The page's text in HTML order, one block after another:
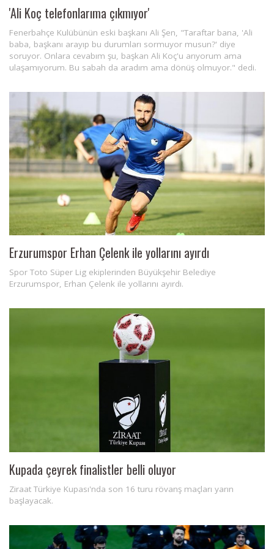
'Ali Koç telefonlarıma çıkmıyor'
Fenerbahçe Kulübünün eski başkanı Ali Şen, "Taraftar bana, 'Ali
baba, başkanı arayıp bu durumları sormuyor musun?' diye
soruyor. Onlara cevabım şu, başkan Ali Koç'u arıyorum ama
ulaşamıyorum. Bu sabah da aradım ama dönüş olmuyor." dedi.
Erzurumspor Erhan Çelenk ile yollarını ayırdı
Spor Toto Süper Lig ekiplerinden Büyükşehir Belediye
Erzurumspor, Erhan Çelenk ile yollarını ayırdı.
Kupada çeyrek finalistler belli oluyor
Ziraat Türkiye Kupası'nda son 16 turu rövanş maçları yarın
başlayacak.